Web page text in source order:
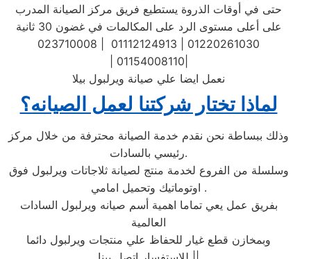
حتى في أوقات الذروة يستطيع فريق مركز الصيانة المدرب
على أعلى مستوى الرد على المكالمات في غضون 30 ثانية
023710008 | 01112124913 | 01220261030
| 01154008110|
نعمل ايضا علي صيانة ويرلبول بيلا
لماذا تختار شركتنا لعمل الصيانه؟
وذلك ببساطة نحن نقدم خدمة الصيانة محترفة من خلال مركز
رئيسي بالسادات.
وسلسلة من الفروع لخدمة منتج لصيانة ثلاجاتات ويرلبول فوق
اوتوماتيك وتحميل امامي .
بفريق عمل يعي تماما اهمية أسم صيانه ويرلبول السادات
العالمية
وبمخازن قطع غيار للحفاظ علي منتجات ويرلبول دائما